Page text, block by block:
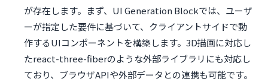
が存在します。まず、UI Generation Blockでは、ユーザ
ーが指定した要件に基づいて、クライアントサイドで動
作するUIコンポーネントを構築します。3D描画に対応し
たreact-three-fiberのような外部ライブラリにも対応し
ており、ブラウザAPIや外部データとの連携も可能です。